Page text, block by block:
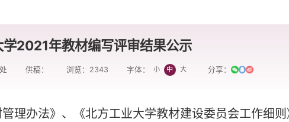
学2021年教材编写评审结果公示
供稿： 浏览： 2343 字体： 小 中 大 分享：
理办法》、《北方工业大学教材建设委员会工作细则